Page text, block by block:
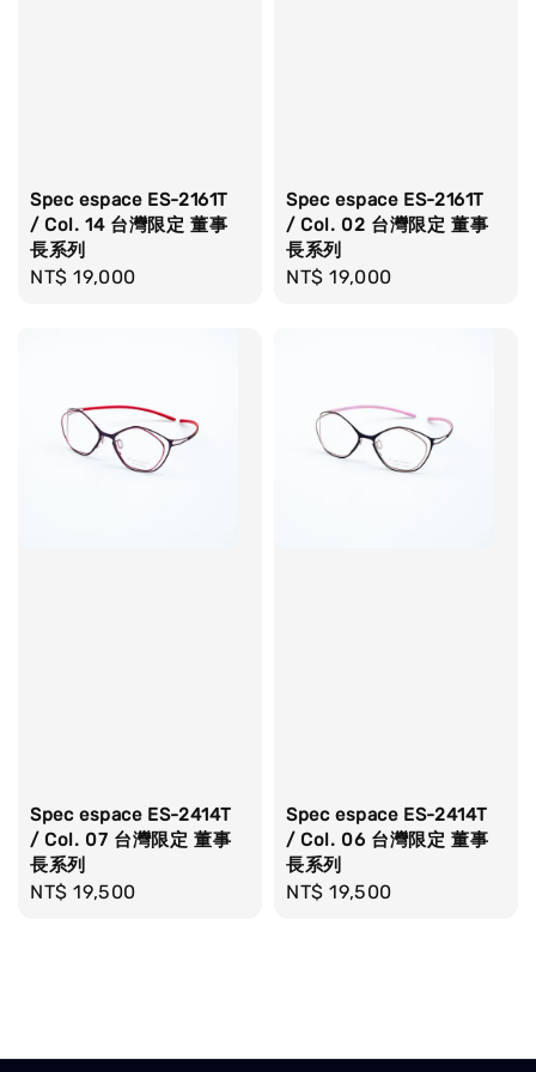
Spec espace ES-2161T
/ Col. 14 台灣限定 董事
長系列
Regular
NT$ 19,000
Spec espace ES-2161T
/ Col. 02 台灣限定 董事
長系列
Regular
NT$ 19,000
Spec espace ES-2414T
/ Col. 07 台灣限定 董事
長系列
Regular
NT$ 19,500
Spec espace ES-2414T
/ Col. 06 台灣限定 董事
長系列
Regular
NT$ 19,500